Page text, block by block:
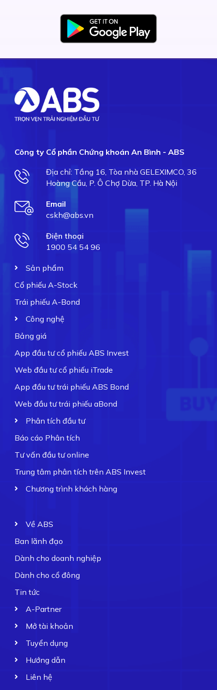
Công ty Cổ phần Chứng khoán An Bình - ABS
Địa chỉ: Tầng 16, Tòa nhà GELEXIMCO, 36
Hoàng Cầu, P. Ô Chợ Dừa, TP. Hà Nội
Email
cskh@abs.vn
Điện thoại
1900 54 54 96
Sản phẩm
Cổ phiếu A-Stock
Trái phiếu A-Bond
Công nghệ
Bảng giá
App đầu tư cổ phiếu ABS Invest
Web đầu tư cổ phiếu iTrade
App đầu tư trái phiếu ABS Bond
Web đầu tư trái phiếu aBond
Phân tích đầu tư
Báo cáo Phân tích
Tư vấn đầu tư online
Trung tâm phân tích trên ABS Invest
Chương trình khách hàng
Về ABS
Ban lãnh đạo
Dành cho doanh nghiệp
Dành cho cổ đông
Tin tức
A-Partner
Mở tài khoản
Tuyển dụng
Hướng dẫn
Liên hệ